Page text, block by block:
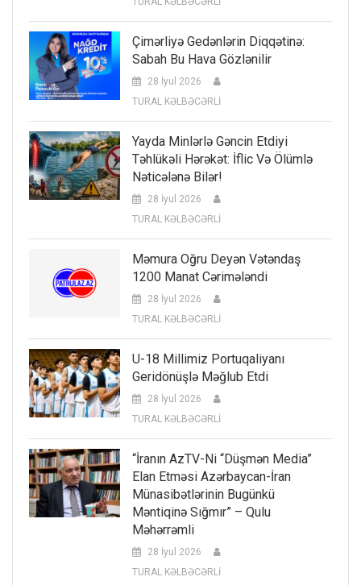
Çimərliyə Gedənlərin Diqqətinə:
Sabah Bu Hava Gözlənilir
28 İyul 2026
TURAL KƏLBƏCƏRLİ
Yayda Minlərlə Gəncin Etdiyi
Təhlükəli Hərəkət: İflic Və Ölümlə
Nəticələnə Bilər!
28 İyul 2026
TURAL KƏLBƏCƏRLİ
Məmura Oğru Deyən Vətəndaş
1200 Manat Cərimələndi
28 İyul 2026
TURAL KƏLBƏCƏRLİ
U-18 Millimiz Portuqaliyanı
Geridönüşlə Məğlub Etdi
28 İyul 2026
TURAL KƏLBƏCƏRLİ
“İranın AzTV-Ni “düşmən Media”
Elan Etməsi Azərbaycan-İran
Münasibətlərinin Bugünkü
Məntiqinə Sığmır” – Qulu
Məhərrəmli
28 İyul 2026
TURAL KƏLBƏCƏRLİ